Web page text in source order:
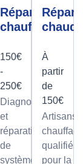
Réparation
chauffage
150€
-
250€
Diagnostic
et
réparation
de
systèmes
À
partir
de
150€
Artisans
qualifiés
pour la